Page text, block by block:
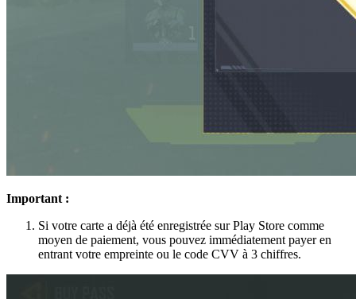
Important :
Si votre carte a déjà été enregistrée sur Play Store comme
moyen de paiement, vous pouvez immédiatement payer en
entrant votre empreinte ou le code CVV à 3 chiffres.